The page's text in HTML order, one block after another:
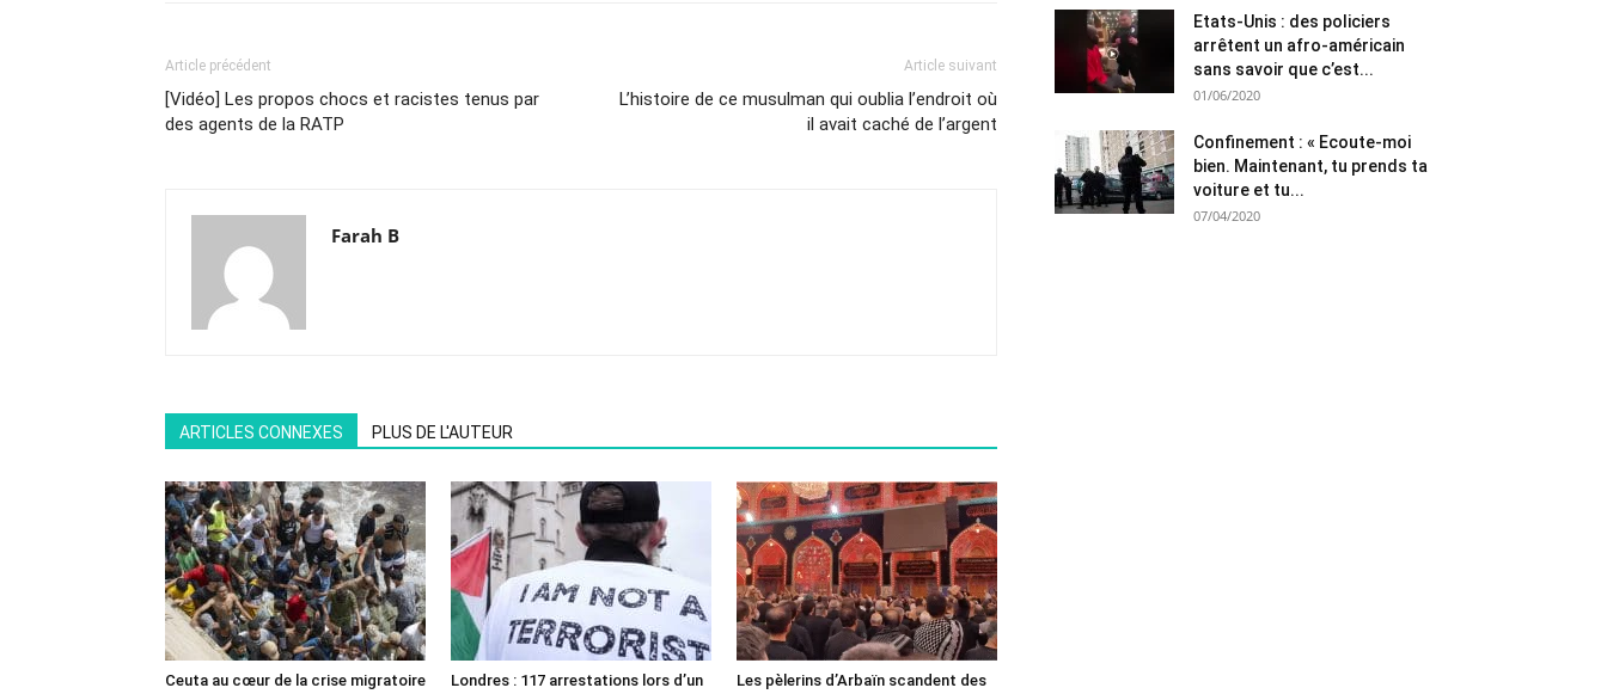
Article précédent
[Vidéo] Les propos chocs et racistes tenus par
des agents de la RATP
Article suivant
L’histoire de ce musulman qui oublia l’endroit où
il avait caché de l’argent
Farah B
ARTICLES CONNEXES PLUS DE L'AUTEUR
Ceuta au cœur de la crise migratoire
Londres : 117 arrestations lors d’un
Les pèlerins d’Arbaïn scandent des
Etats-Unis : des policiers
arrêtent un afro-américain
sans savoir que c’est...
01/06/2020
Confinement : « Ecoute-moi
bien. Maintenant, tu prends ta
voiture et tu...
07/04/2020